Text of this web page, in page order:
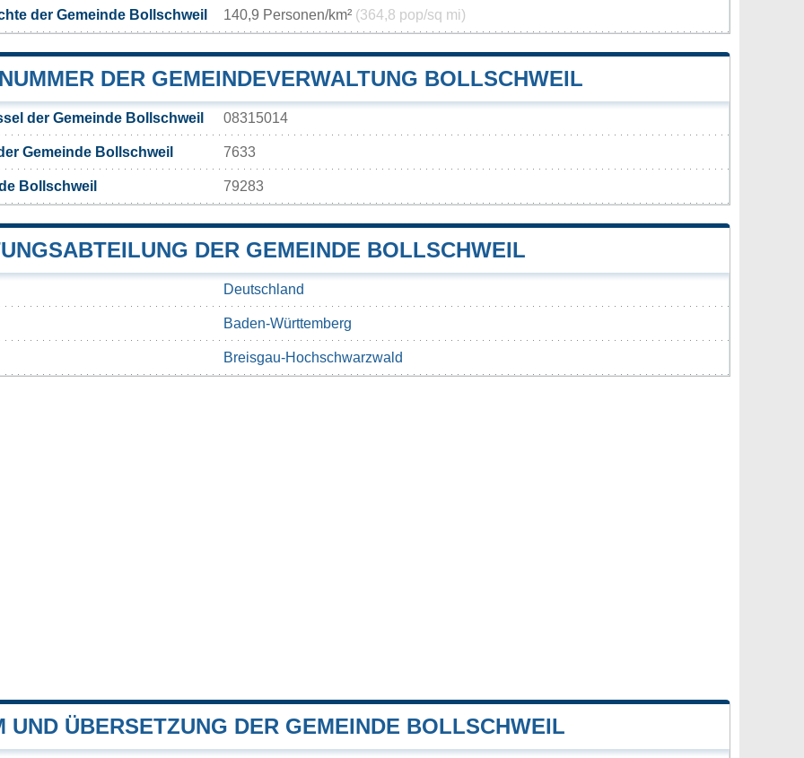
der Gemeinde Bollschweil 140,9 Personen/km² (364,8 pop/sq mi)
DER GEMEINDEVERWALTUNG BOLLSCHWEIL
der Gemeinde Bollschweil 08315014
Gemeinde Bollschweil 7633
Bollschweil 79283
DER GEMEINDE BOLLSCHWEIL
Deutschland
Baden-Württemberg
Breisgau-Hochschwarzwald
UND ÜBERSETZUNG DER GEMEINDE BOLLSCHWEIL